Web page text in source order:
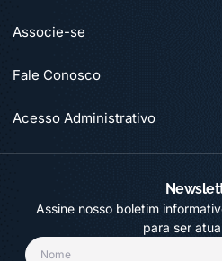
Associe-se
Fale Conosco
Acesso Administrativo
Assine nosso boletim
para ser